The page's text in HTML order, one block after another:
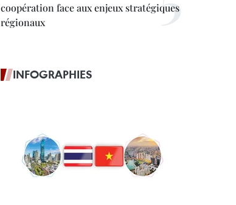
coopération face aux enjeux stratégiques
régionaux
INFOGRAPHIES